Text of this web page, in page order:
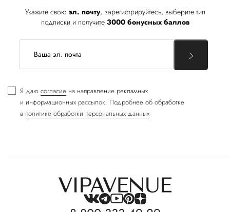
Укажите свою эл. почту, зарегистрируйтесь, выберите тип
подписки и получите 3000 бонусных баллов
Я даю согласие на направление рекламных
и информационных рассылок. Подробнее об обработке
в политике обработки персональных данных